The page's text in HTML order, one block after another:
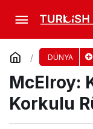
DÜNYA
McElroy:
Korkulu
Uzatımı
Comment